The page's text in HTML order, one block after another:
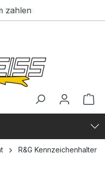
zahlen
R&G Kennzeichenhalter